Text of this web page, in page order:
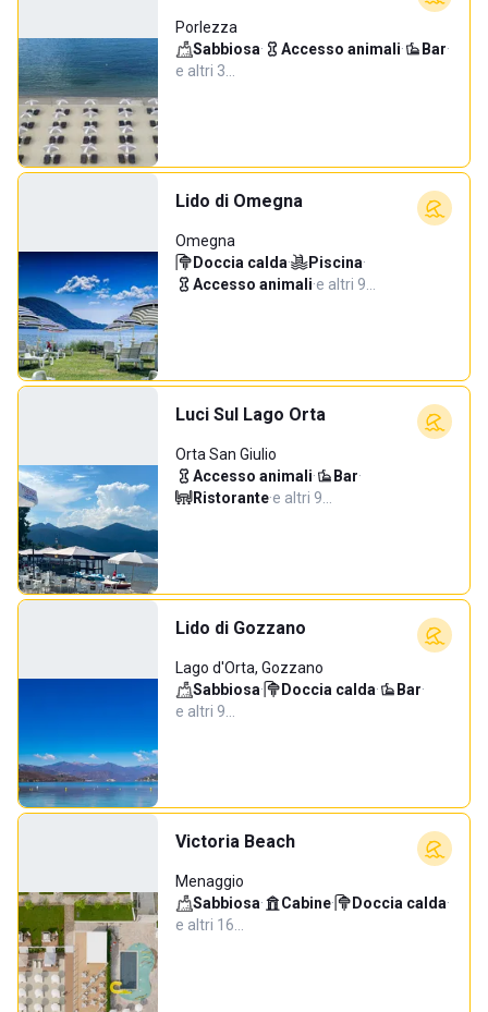
Porlezza
Sabbiosa· Accesso animali· Bar·
e altri 3…
Lido di Omegna
Omegna
Doccia calda· Piscina·
Accesso animali·e altri 9…
Luci Sul Lago Orta
Orta San Giulio
Accesso animali· Bar·
Ristorante·e altri 9…
Lido di Gozzano
Lago d'Orta, Gozzano
Sabbiosa· Doccia calda· Bar·
e altri 9…
Victoria Beach
Menaggio
Sabbiosa· Cabine· Doccia calda·
e altri 16…